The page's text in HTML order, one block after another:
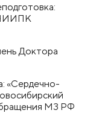
Доктора
«Сердечно-
МЗ РФ